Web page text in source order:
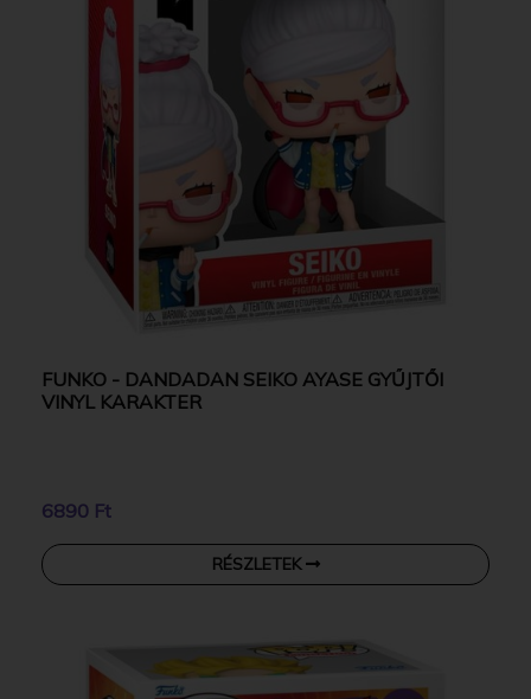
FUNKO - DANDADAN SEIKO AYASE GYŰJTŐI
VINYL KARAKTER
6890 Ft
RÉSZLETEK